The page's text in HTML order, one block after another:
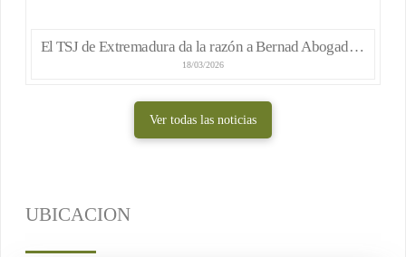
El TSJ de Extremadura da la razón a Bernad Abogados y anula un inventario municipal por un defecto formal
18/03/2026
Ver todas las noticias
UBICACION